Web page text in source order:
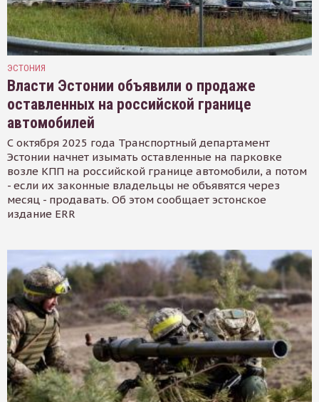
ЭСТОНИЯ
Власти Эстонии объявили о продаже
оставленных на российской границе
автомобилей
С октября 2025 года Транспортный департамент
Эстонии начнет изымать оставленные на парковке
возле КПП на российской границе автомобили, а потом
- если их законные владельцы не объявятся через
месяц - продавать. Об этом сообщает эстонское
издание ERR